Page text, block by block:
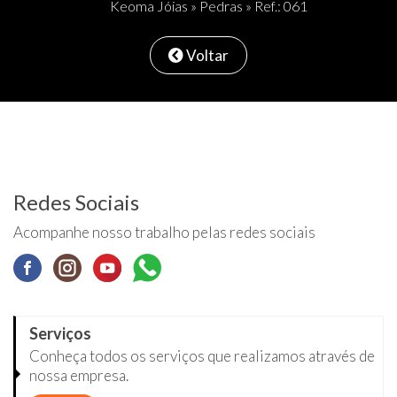
Keoma Jóias » Pedras » Ref.: 061
Voltar
Redes Sociais
Acompanhe nosso trabalho pelas redes sociais
Serviços
Conheça todos os serviços que realizamos através de
nossa empresa.